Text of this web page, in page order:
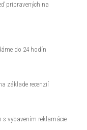
pripravených na
do 24 hodín
základe recenzií
vybavením reklamácie